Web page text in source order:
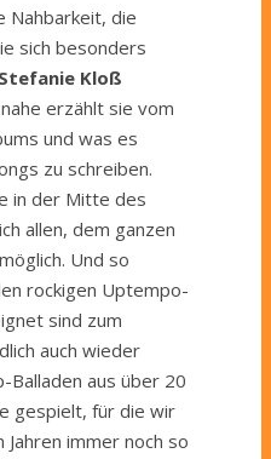
Nahbarkeit, die
sich besonders
Kloß
erzählt sie vom
und was es
zu schreiben.
in der Mitte des
allen, dem ganzen
Und so
rockigen Uptempo-
sind zum
auch wieder
Balladen aus über 20
gespielt, für die wir
Jahren immer noch so